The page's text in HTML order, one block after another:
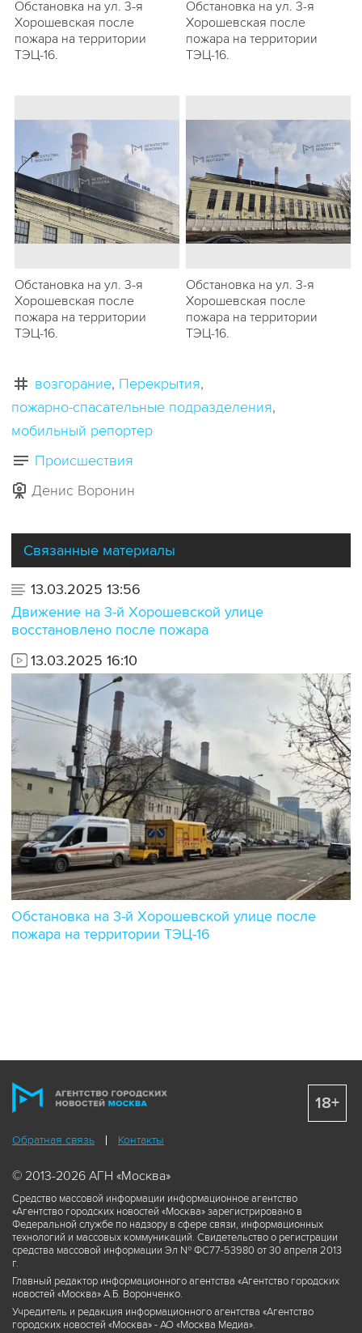
Обстановка на ул. 3-я
Хорошевская после
пожара на территории
ТЭЦ-16.
Обстановка на ул. 3-я
Хорошевская после
пожара на территории
ТЭЦ-16.
Обстановка на ул. 3-я
Хорошевская после
пожара на территории
ТЭЦ-16.
Обстановка на ул. 3-я
Хорошевская после
пожара на территории
ТЭЦ-16.
возгорание Перекрытия
пожарно-спасательные подразделения
мобильный репортер
Происшествия
Денис Воронин
Связанные материалы
13.03.2025 13:56
Движение на 3-й Хорошевской улице
восстановлено после пожара
13.03.2025 16:10
Обстановка на 3-й Хорошевской улице после
пожара на территории ТЭЦ-16
Обратная связь Контакты
© 2013-2026 АГН «Москва»
Средство массовой информации информационное агентство
«Агентство городских новостей «Москва» зарегистрировано в
Федеральной службе по надзору в сфере связи, информационных
технологий и массовых коммуникаций. Свидетельство о регистрации
средства массовой информации Эл № ФС77-53980 от 30 апреля 2013
г.
Главный редактор информационного агентства «Агентство городских
новостей «Москва» А.Б. Воронченко.
Учредитель и редакция информационного агентства «Агентство
городских новостей «Москва» - АО «Москва Медиа».
18+